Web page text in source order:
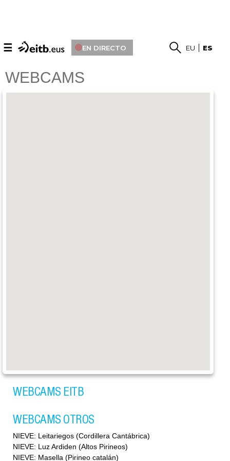
☰ EN DIRECTO EU ES
WEBCAMS
WEBCAMS EITB
WEBCAMS OTROS
NIEVE: Leitariegos (Cordillera Cantábrica)
NIEVE: Luz Ardiden (Altos Pirineos)
NIEVE: Masella (Pirineo catalán)